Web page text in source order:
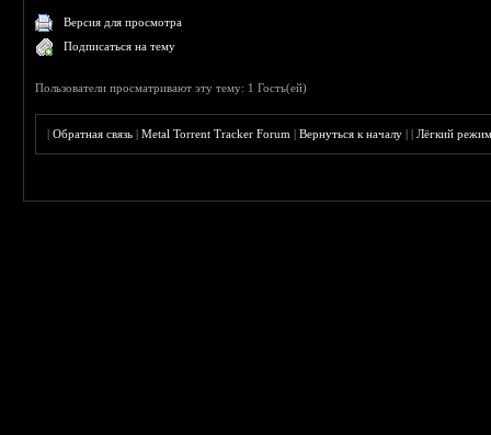
Версия для просмотра
Подписаться на тему
Пользователи просматривают эту тему: 1 Гость(ей)
|Обратная связь |Metal Torrent Tracker Forum |Вернуться к началу ||Лёгкий